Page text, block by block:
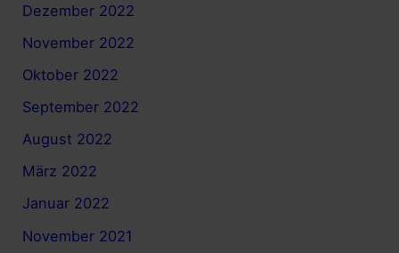
Dezember 2022
November 2022
Oktober 2022
September 2022
August 2022
März 2022
Januar 2022
November 2021